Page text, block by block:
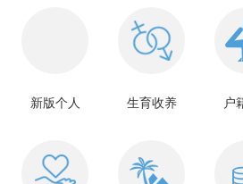
新版个人 生育收养 户